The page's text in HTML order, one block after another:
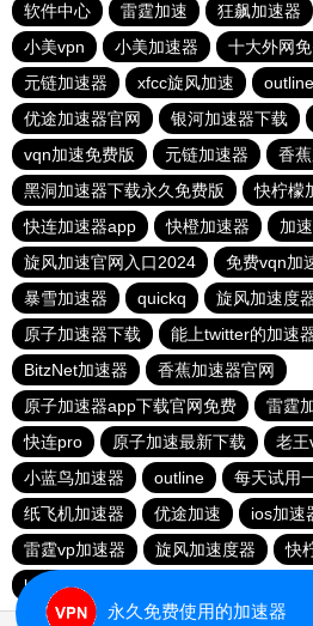
软件中心
雷霆加速 狂飙加速器
小美vpn
小美加速器
十大外网
元链加速器
xfcc旋风加速 outline
优途加速器官网
银河加速器下载
vqn加速免费版
元链加速器
香
黑洞加速器下载永久免费版
快柠檬
快连加速器app
快橙加速器
加
旋风加速官网入口2024
免费vqn加
暴雪加速器
quickq 旋风加速度
原子加速器下载
能上twitter的加速
BitzNet加速器
香蕉加速器官网
原子加速器app下载官网免费
雷霆
快连pro
原子加速最新下载
老王
小蓝鸟加速器
outline
每天试用
纸飞机加速器
优途加速 ios加速
雷霆vp加速器
旋风加速度器 快
lets快连
永久免费使用的加速器